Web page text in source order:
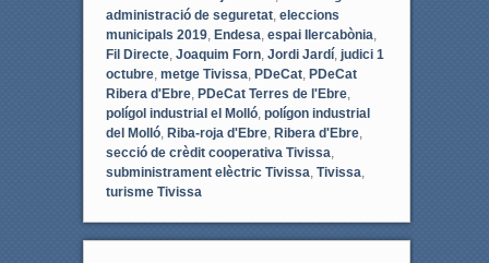
administració de seguretat, eleccions
municipals 2019, Endesa espai Ilercabònia
Fil Directe, Joaquim Forn, Jordi Jardí, judici 1
octubre, metge Tivissa PDeCat, PDeCat
Ribera d'Ebre, PDeCat Terres de l'Ebre,
polígol industrial el Molló, polígon industrial
del Molló, Riba-roja d'Ebre, Ribera d'Ebre,
secció de crèdit cooperativa Tivissa
subministrament elèctric Tivissa Tivissa
turisme Tivissa